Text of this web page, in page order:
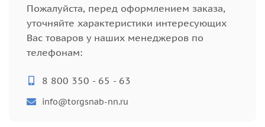
Пожалуйста, перед оформлением заказа,
уточняйте характеристики интересующих
Вас товаров у наших менеджеров по
телефонам:
8 800 350 - 65 - 63
info@torgsnab-nn.ru